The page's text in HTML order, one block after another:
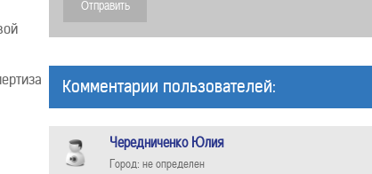
Комментарии пользователей:
Чередниченко Юлия
Город: не определен